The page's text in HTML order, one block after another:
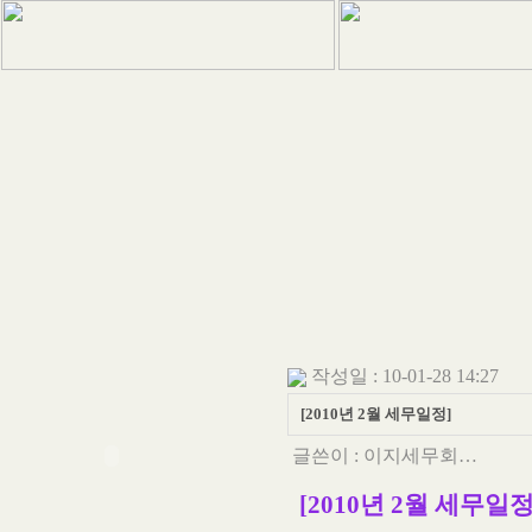
작성일 : 10-01-28 14:27
[2010년 2월 세무일정]
글쓴이 : 이지세무회…
[2010년 2월 세무일